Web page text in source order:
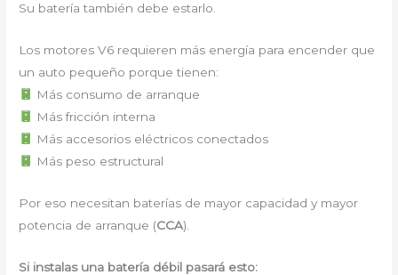
Su batería también debe estarlo.
Los motores V6 requieren más energía para encender que
un auto pequeño porque tienen:
Más consumo de arranque
Más fricción interna
Más accesorios eléctricos conectados
Más peso estructural
Por eso necesitan baterías de mayor capacidad y mayor
potencia de arranque (CCA).
Si instalas una batería débil pasará esto: